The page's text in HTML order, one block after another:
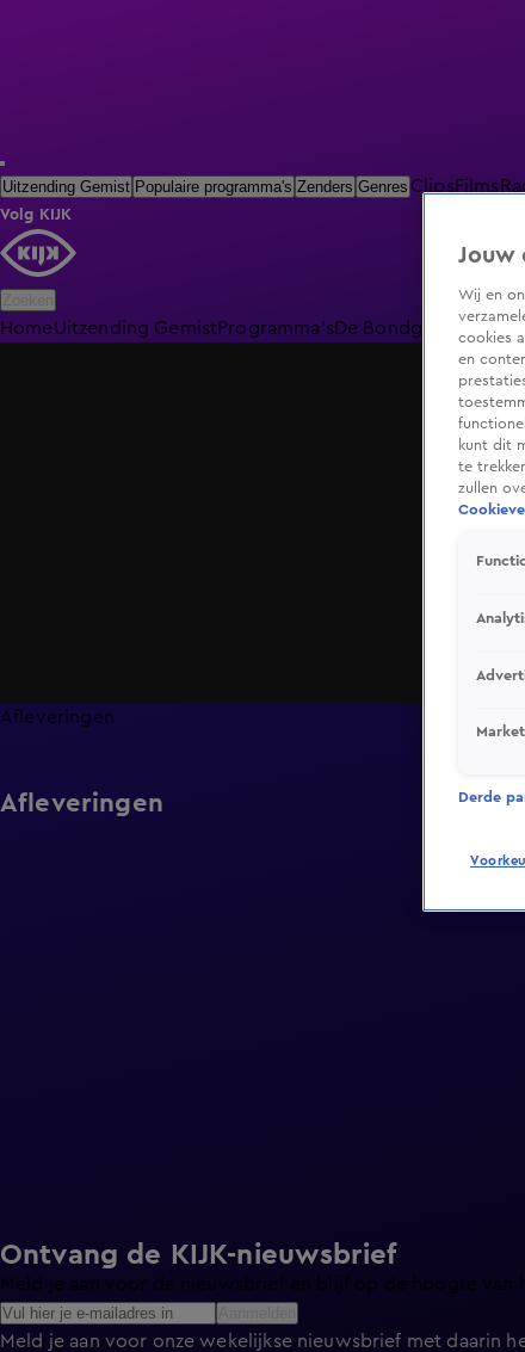
Uitzending Gemist Populaire programma's Zenders Genres ClipsFilms
Volg KIJK
HomeUitzending GemistProgramma's De Bondgenoten De
Afleveringen
Afleveringen
Ontvang de KIJK-nieuwsbrief
Meld je aan voor de nieuwsbrief en blijf op de hoogte van
Meld je aan voor onze wekelijkse nieuwsbrief met daarin
Jouw
Wij en
cookies
en
kunt dit
te
zullen
Derde